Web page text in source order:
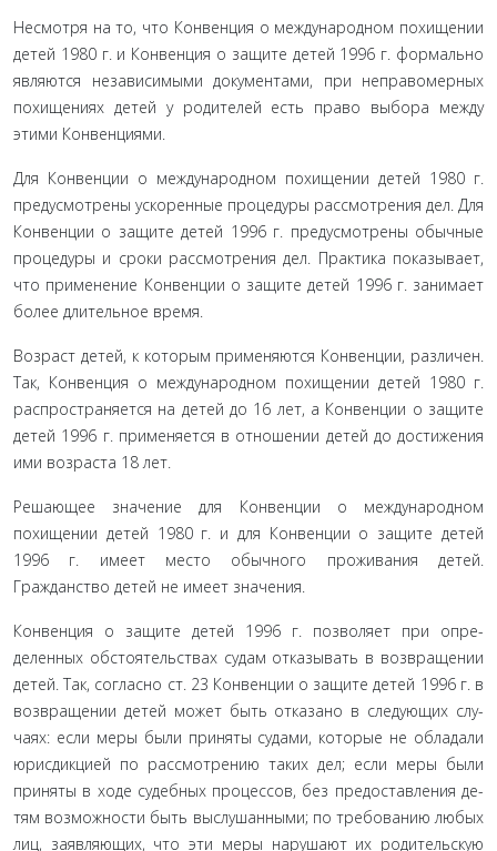
Несмотря на то, что Конвенция о международном похи­щении
детей 1980 г. и Конвенция о защите детей 1996 г. фор­мально
являются независимыми документами, при неправо­мерных
похищениях детей у родителей есть право выбора между
этими Конвенциями.
Для Конвенции о международном похищении детей 1980 г.
предусмотрены ускоренные процедуры рассмотрения дел. Для
Конвенции о защите детей 1996 г. предусмотрены обычные
процедуры и сроки рассмотрения дел. Практика по­казывает,
что применение Конвенции о защите детей 1996 г. занимает
более длительное время.
Возраст детей, к которым применяются Конвенции, раз­личен.
Так, Конвенция о международном похищении детей 1980 г.
распространяется на детей до 16 лет, а Конвенции о за­щите
детей 1996 г. применяется в отношении детей до дости­жения
ими возраста 18 лет.
Решающее значение для Конвенции о международном
похищении детей 1980 г. и для Конвенции о защите детей
1996 г. имеет место обычного проживания детей.
Гражданство детей не имеет значения.
Конвенция о защите детей 1996 г. позволяет при опре­
деленных обстоятельствах судам отказывать в возвращении
детей. Так, согласно ст. 23 Конвенции о защите детей 1996 г. в
возвращении детей может быть отказано в следующих слу­
чаях: если меры были приняты судами, которые не обладали
юрисдикцией по рассмотрению таких дел; если меры были
приняты в ходе судебных процессов, без предоставления де­
тям возможности быть выслушанными; по требованию любых
лиц, заявляющих, что эти меры нарушают их родительскую